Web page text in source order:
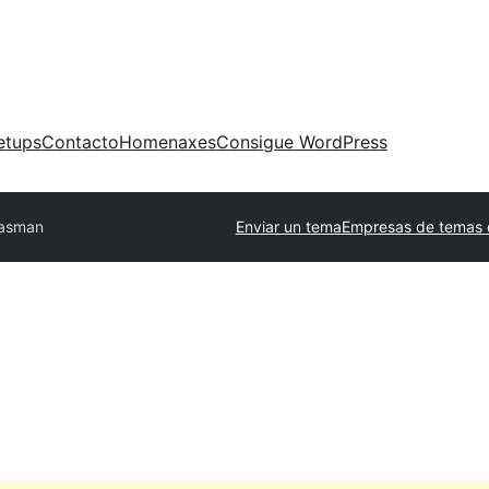
ContactoHomenaxesConsigue WordPress
Enviar un temaEmpresas de temas